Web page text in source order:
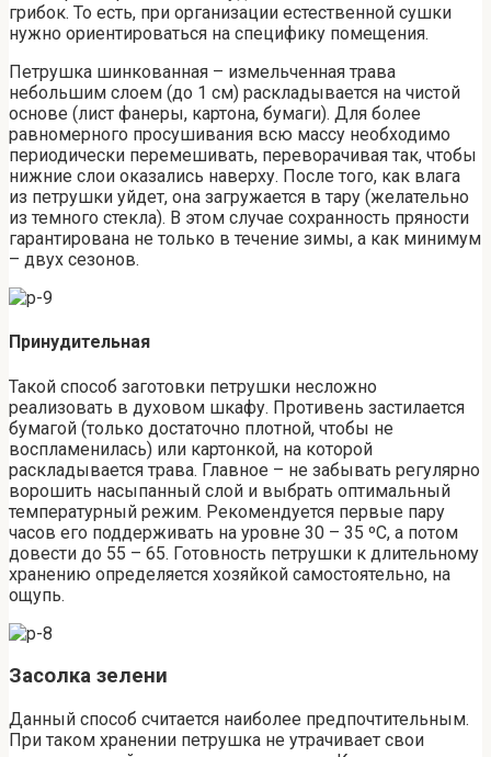
грибок. То есть, при организации естественной сушки
нужно ориентироваться на специфику помещения.
Петрушка шинкованная – измельченная трава
небольшим слоем (до 1 см) раскладывается на чистой
основе (лист фанеры, картона, бумаги). Для более
равномерного просушивания всю массу необходимо
периодически перемешивать, переворачивая так, чтобы
нижние слои оказались наверху. После того, как влага
из петрушки уйдет, она загружается в тару (желательно
из темного стекла). В этом случае сохранность пряности
гарантирована не только в течение зимы, а как минимум
– двух сезонов.
Принудительная
Такой способ заготовки петрушки несложно
реализовать в духовом шкафу. Противень застилается
бумагой (только достаточно плотной, чтобы не
воспламенилась) или картонкой, на которой
раскладывается трава. Главное – не забывать регулярно
ворошить насыпанный слой и выбрать оптимальный
температурный режим. Рекомендуется первые пару
часов его поддерживать на уровне 30 – 35 ºС, а потом
довести до 55 – 65. Готовность петрушки к длительному
хранению определяется хозяйкой самостоятельно, на
ощупь.
Засолка зелени
Данный способ считается наиболее предпочтительным.
При таком хранении петрушка не утрачивает свои